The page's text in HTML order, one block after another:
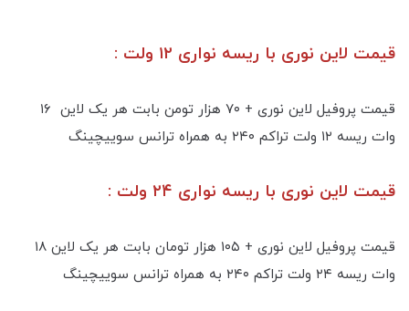
قیمت لاین نوری با ریسه نواری ۱۲ ولت :
قیمت پروفیل لاین نوری + ۷۰ هزار تومن بابت هر یک لاین ۱۶
وات ریسه ۱۲ ولت تراکم ۲۴۰ به همراه ترانس سوییچینگ
قیمت لاین نوری با ریسه نواری ۲۴ ولت :
قیمت پروفیل لاین نوری + ۱۰۵ هزار تومان بابت هر یک لاین ۱۸
وات ریسه ۲۴ ولت تراکم ۲۴۰ به همراه ترانس سوییچینگ